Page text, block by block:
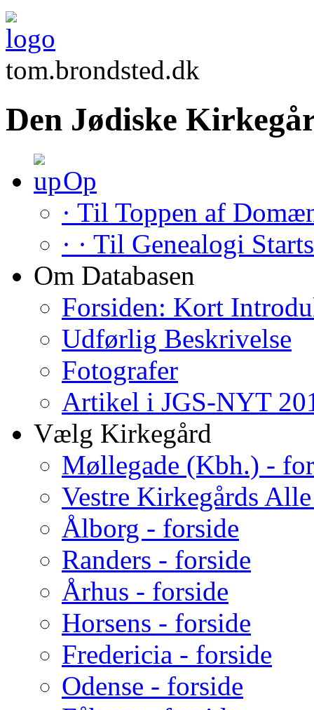
tom.brondsted.dk
Den Jødiske
Op
· Til Toppen af
· · Til Genealogi
Om Databasen
Forsiden: Kort
Udførlig Beskrivelse
Fotografer
Artikel i JGS-NYT
Vælg Kirkegård
Møllegade (Kbh.) -
Vestre Kirkegårds
Ålborg - forside
Randers - forside
Århus - forside
Horsens - forside
Fredericia - forside
Odense - forside